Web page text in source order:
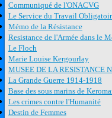
Communiqué de l'ONACVG
Le Service du Travail
Mémo de la Résistance
Resistance de l'Armée dans le
Le Floch
Marie Louise Kergourlay
MUSEE DE LA RESISTANCE
La Grande Guerre 1914-1918
Base des sous marins de
Les crimes contre l'Humanité
Destin de Femmes